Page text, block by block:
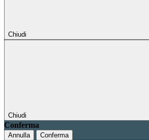
Chiudi
Chiudi
Conferma
Annulla Conferma